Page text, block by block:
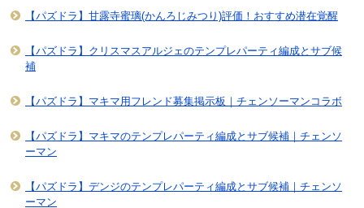
【パズドラ】甘露寺蜜璃(かんろじみつり)評価！おすすめ潜在覚醒
【パズドラ】クリスマスアルジェのテンプレパーティ編成とサブ候
補
【パズドラ】マキマ用フレンド募集掲示板｜チェンソーマンコラボ
【パズドラ】マキマのテンプレパーティ編成とサブ候補｜チェンソ
ーマン
【パズドラ】デンジのテンプレパーティ編成とサブ候補｜チェンソ
ーマン